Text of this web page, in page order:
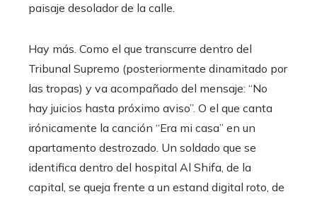
paisaje desolador de la calle.
Hay más. Como el que transcurre dentro del
Tribunal Supremo (posteriormente dinamitado por
las tropas) y va acompañado del mensaje: “No
hay juicios hasta próximo aviso”. O el que canta
irónicamente la canción “Era mi casa” en un
apartamento destrozado. Un soldado que se
identifica dentro del hospital Al Shifa, de la
capital, se queja frente a un estand digital roto, de